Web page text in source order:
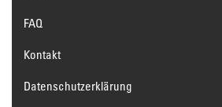
FAQ
Kontakt
Datenschutzerklärung